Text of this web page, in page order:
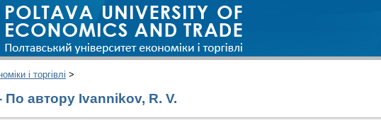
і торгівлі >
автору Ivannikov, R. V.